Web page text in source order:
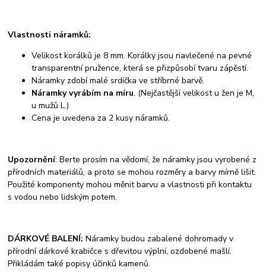
Vlastnosti náramků:
Velikost korálků je 8 mm. Korálky jsou navlečené na pevné
transparentní pružence, která se přizpůsobí tvaru zápěstí.
Náramky zdobí malé srdíčka ve stříbrné barvě.
Náramky vyrábím na míru. (Nejčastější velikost u žen je M,
u mužů L.)
Cena je uvedena za 2 kusy náramků.
Upozornění: Berte prosím na vědomí, že náramky jsou vyrobené z
přírodních materiálů, a proto se mohou rozměry a barvy mírně lišit.
Použité komponenty mohou měnit barvu a vlastnosti při kontaktu
s vodou nebo lidským potem.
DÁRKOVÉ BALENÍ: Náramky budou zabalené dohromady v
přírodní dárkové krabičce s dřevitou výplní, ozdobené mašlí.
Přikládám také popisy účinků kamenů.